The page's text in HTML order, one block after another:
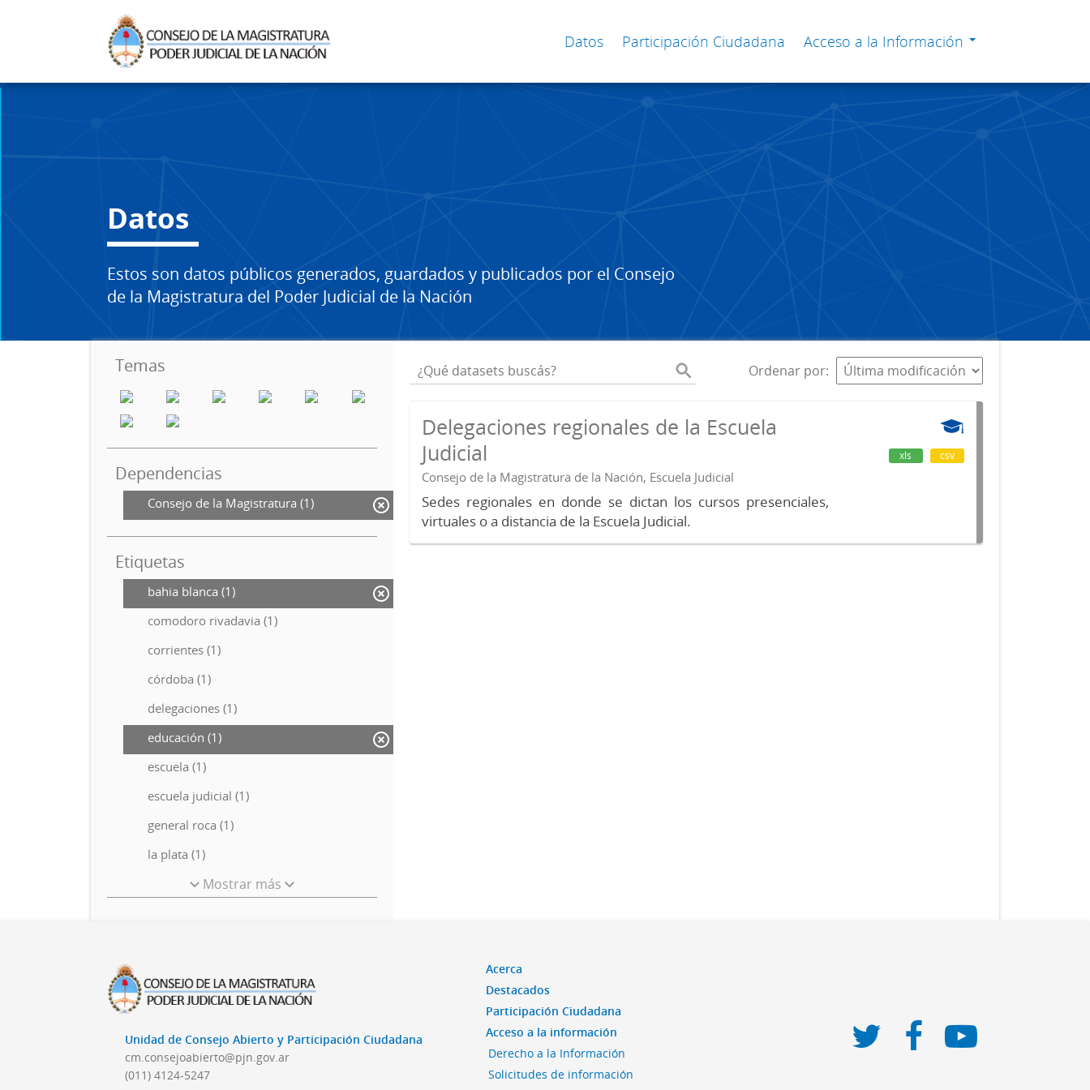
Datos Participación Ciudadana Acceso a la Información
Datos
Estos son datos públicos generados, guardados y publicados por el Consejo
de la Magistratura del Poder Judicial de la Nación
Temas
Dependencias
Consejo de la Magistratura (1)
Etiquetas
bahia blanca (1)
comodoro rivadavia (1)
corrientes (1)
córdoba (1)
delegaciones (1)
educación (1)
escuela (1)
escuela judicial (1)
general roca (1)
la plata (1)
Mostrar más
Ordenar por
Delegaciones regionales de la Escuela
Judicial
Consejo de la Magistratura de la Nación, Escuela Judicial
Sedes regionales en donde se dictan los cursos presenciales,
virtuales o a distancia de la Escuela Judicial.
xls csv
Unidad de Consejo Abierto y Participación Ciudadana
cm.consejoabierto@pjn.gov.ar
(011) 4124-5247
Acerca
Destacados
Participación Ciudadana
Acceso a la información
Derecho a la Información
Solicitudes de información